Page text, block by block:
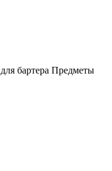
Предметы